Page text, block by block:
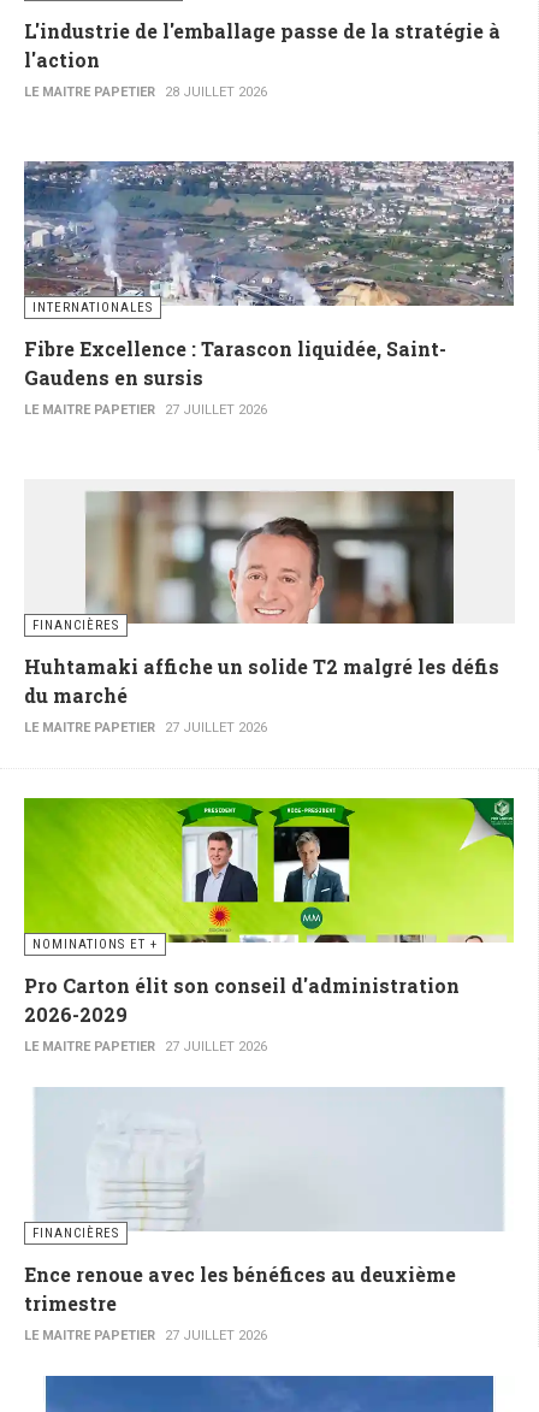
L'industrie de l'emballage passe de la stratégie à
l'action
LE MAITRE PAPETIER 28 JUILLET 2026
INTERNATIONALES
Fibre Excellence : Tarascon liquidée, Saint-
Gaudens en sursis
LE MAITRE PAPETIER 27 JUILLET 2026
FINANCIÈRES
Huhtamaki affiche un solide T2 malgré les défis
du marché
LE MAITRE PAPETIER 27 JUILLET 2026
NOMINATIONS ET +
Pro Carton élit son conseil d'administration
2026-2029
LE MAITRE PAPETIER 27 JUILLET 2026
FINANCIÈRES
Ence renoue avec les bénéfices au deuxième
trimestre
LE MAITRE PAPETIER 27 JUILLET 2026